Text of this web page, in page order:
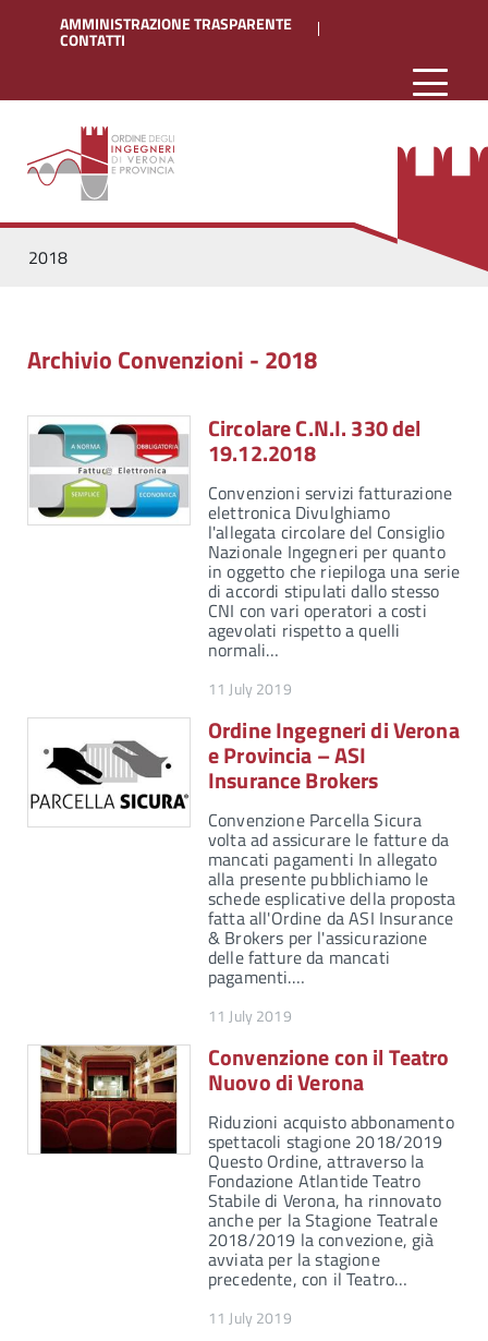
AMMINISTRAZIONE TRASPARENTE
CONTATTI
2018
Archivio Convenzioni - 2018
Circolare C.N.I. 330 del
19.12.2018
Convenzioni servizi fatturazione
elettronica Divulghiamo
l'allegata circolare del Consiglio
Nazionale Ingegneri per quanto
in oggetto che riepiloga una serie
di accordi stipulati dallo stesso
CNI con vari operatori a costi
agevolati rispetto a quelli
normali…
11 July 2019
Ordine Ingegneri di Verona
e Provincia – ASI
Insurance Brokers
Convenzione Parcella Sicura
volta ad assicurare le fatture da
mancati pagamenti In allegato
alla presente pubblichiamo le
schede esplicative della proposta
fatta all'Ordine da ASI Insurance
& Brokers per l'assicurazione
delle fatture da mancati
pagamenti.…
11 July 2019
Convenzione con il Teatro
Nuovo di Verona
Riduzioni acquisto abbonamento
spettacoli stagione 2018/2019
Questo Ordine, attraverso la
Fondazione Atlantide Teatro
Stabile di Verona, ha rinnovato
anche per la Stagione Teatrale
2018/2019 la convezione, già
avviata per la stagione
precedente, con il Teatro…
11 July 2019